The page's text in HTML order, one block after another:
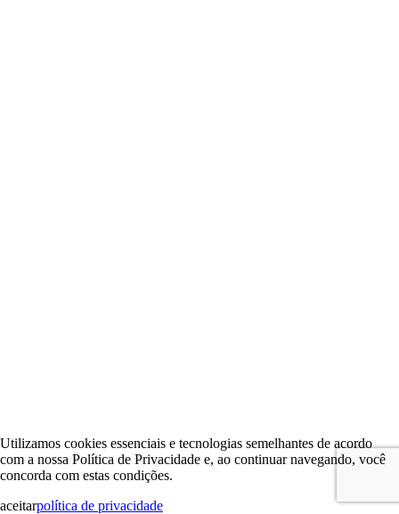
Utilizamos cookies essenciais e tecnologias semelhantes de acordo
com a nossa Política de Privacidade e, ao continuar navegando, você
concorda com estas condições.
aceitarpolítica de privacidade